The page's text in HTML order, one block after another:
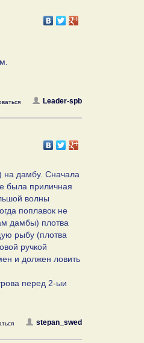
Leader-spb
на дамбу. Сначала
была приличная
волны
поплавок не
дамбы) плотва
рыбу (плотва
ручкой
и должен ловить
перед 2-ыи
stepan_swed